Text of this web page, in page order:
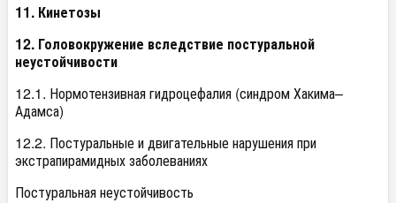
11. Кинетозы
12. Головокружение вследствие постуральной
неустойчивости
12.1. Нормотензивная гидроцефалия (синдром Хакима–
Адамса)
12.2. Постуральные и двигательные нарушения при
экстрапирамидных заболеваниях
Постуральная неустойчивость